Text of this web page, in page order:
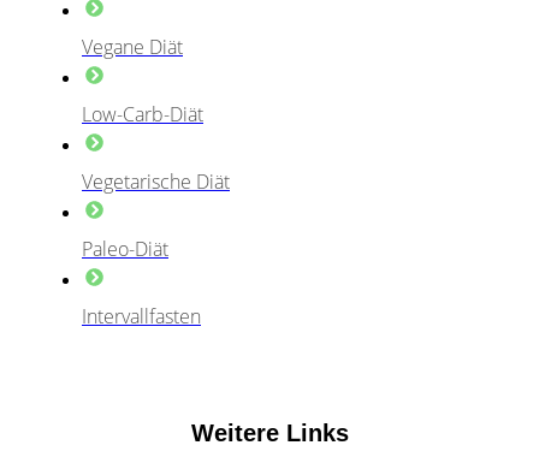
Vegane Diät
Low-Carb-Diät
Vegetarische Diät
Paleo-Diät
Intervallfasten
Weitere Links